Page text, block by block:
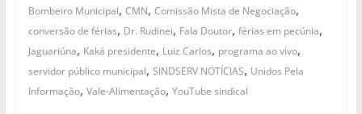
Bombeiro Municipal, CMN, Comissão Mista de Negociação,
conversão de férias, Dr. Rudinei, Fala Doutor, férias em pecúnia,
Jaguariúna, Kaká presidente, Luiz Carlos, programa ao vivo,
servidor público municipal, SINDSERV NOTÍCIAS, Unidos Pela
Informação, Vale-Alimentação, YouTube sindical